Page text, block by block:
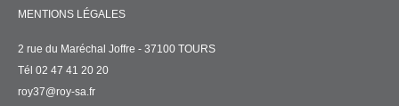
MENTIONS LÉGALES
2 rue du Maréchal Joffre - 37100 TOURS
Tél 02 47 41 20 20
roy37@roy-sa.fr